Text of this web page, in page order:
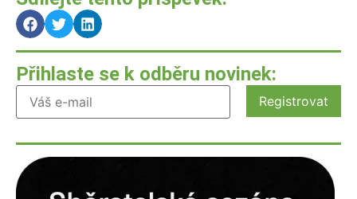
Přihlaste se k odběru novinek: